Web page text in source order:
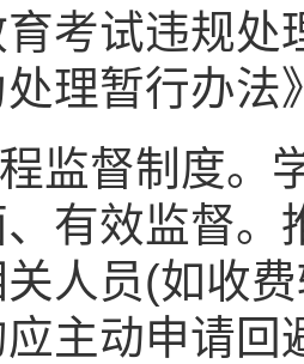
考试违规
理暂行办法
监督制度。
有效监督。
人员(如收
主动申请回